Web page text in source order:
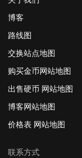
博客
路线图
交换站点地图
购买金币网站地图
出售硬币 网站地图
博客网站地图
价格表 网站地图
联系方式